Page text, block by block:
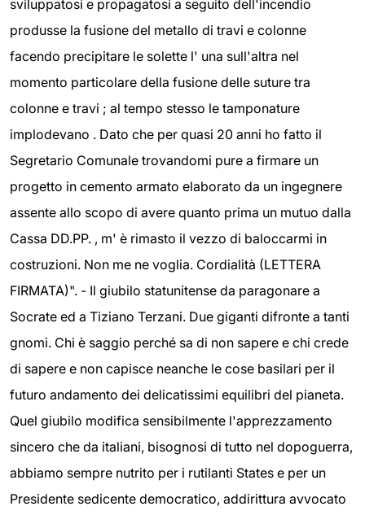
sviluppatosi e propagatosi a seguito dell'incendio
produsse la fusione del metallo di travi e colonne
facendo precipitare le solette l' una sull'altra nel
momento particolare della fusione delle suture tra
colonne e travi ; al tempo stesso le tamponature
implodevano . Dato che per quasi 20 anni ho fatto il
Segretario Comunale trovandomi pure a firmare un
progetto in cemento armato elaborato da un ingegnere
assente allo scopo di avere quanto prima un mutuo dalla
Cassa DD.PP. , m' è rimasto il vezzo di baloccarmi in
costruzioni. Non me ne voglia. Cordialità (LETTERA
FIRMATA)". - Il giubilo statunitense da paragonare a
Socrate ed a Tiziano Terzani. Due giganti difronte a tanti
gnomi. Chi è saggio perché sa di non sapere e chi crede
di sapere e non capisce neanche le cose basilari per il
futuro andamento dei delicatissimi equilibri del pianeta.
Quel giubilo modifica sensibilmente l'apprezzamento
sincero che da italiani, bisognosi di tutto nel dopoguerra,
abbiamo sempre nutrito per i rutilanti States e per un
Presidente sedicente democratico, addirittura avvocato